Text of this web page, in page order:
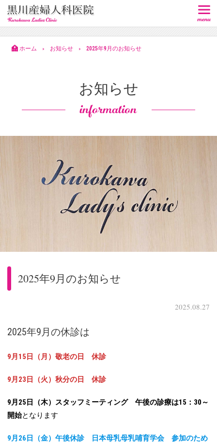
ホーム > お知らせ > 2025年9月のお知らせ
お知らせ
information
2025年9月のお知らせ
2025.08.27
2025年9月の休診は
9月15日（月）敬老の日 休診
9月23日（火）秋分の日 休診
9月25日（木）スタッフミーティング
午後の診療は15：30～
開始となります
9月26日（金）午後休診 日本母乳母乳哺育学会 参加のため